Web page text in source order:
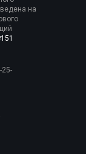
на
25-